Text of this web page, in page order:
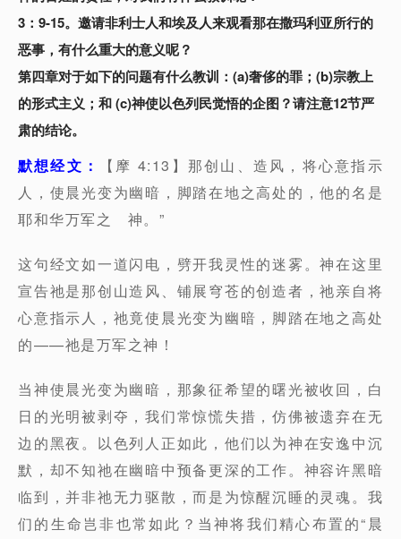
3：9-15。邀请非利士人和埃及人来观看那在撒玛利亚所行的
恶事，有什么重大的意义呢？
第四章对于如下的问题有什么教训：(a)奢侈的罪；(b)宗教上
的形式主义；和 (c)神使以色列民觉悟的企图？请注意12节严
肃的结论。
默想经文：
【摩 4:13】那创山、造风，将心意指示
人，使晨光变为幽暗，脚踏在地之高处的，他的名是
耶和华万军之 神。”
这句经文如一道闪电，劈开我灵性的迷雾。神在这里
宣告祂是那创山造风、铺展穹苍的创造者，祂亲自将
心意指示人，祂竟使晨光变为幽暗，脚踏在地之高处
的——祂是万军之神！
当神使晨光变为幽暗，那象征希望的曙光被收回，白
日的光明被剥夺，我们常惊慌失措，仿佛被遗弃在无
边的黑夜。以色列人正如此，他们以为神在安逸中沉
默，却不知祂在幽暗中预备更深的工作。神容许黑暗
临到，并非祂无力驱散，而是为惊醒沉睡的灵魂。我
们的生命岂非也常如此？当神将我们精心布置的“晨